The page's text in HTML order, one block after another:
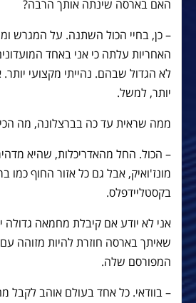
האם בארסה שינתה אותך הרבה?
– כן, בחיי הכול השתנה. על המגרש
האחריות עלתה כי אני באחד
לא הגדול שבהם. נהייתי מקצועי יותר.
יותר, למשל.
ממה שראית עד כה בברצלונה, מה
– הכול. החל מהאדריכלות, שהיא
מונז'ואיק, אבל גם כל אזור החוף כמו
בקסטליידפלס.
אני לא יודע אם קיבלת מחמאה גדולה
שאיתך בארסה חוזרת להיות מזוהה
המפורסם שלה.
– בוודאי. כל אחד בעולם אוהב לקבל